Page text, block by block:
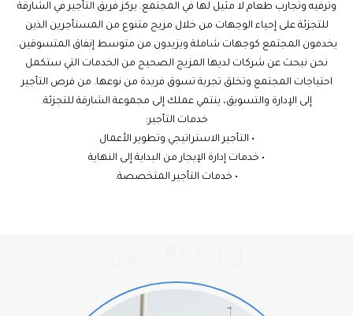
وترفيه وتجارب طعام لا مثيل لها في المجتمع. يركز فريق التأجير في الشارقة
للتجزئة على إحياء الوجهات من خلال مزيج متنوع من المستأجرين الذين
يخدمون المجتمع كوجهات شاملة ويزيدون من متوسط إنفاق المتسوقين.
نحن نبحث عن شركات لديها المزيج الصحيح من الخدمات التي ستكمل
احتياجات المجتمع وتخلق تجربة تسوق فريدة من نوعها. من فرص التأجير
إلى الإدارة والتسويق، ينتمي عملك إلى مجموعة الشارقة للتجزئة.
خدمات التأجير:
• التأجير الاستراتيجي وتطوير الأعمال
• خدمات إدارة الإيجار من البداية إلى النهاية
• خدمات التأجير المتخصصة.